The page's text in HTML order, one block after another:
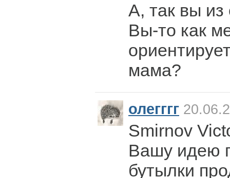
А, так вы
Вы-то как
мама?
олегггг
Smirnov
Вашу идею
бутылки